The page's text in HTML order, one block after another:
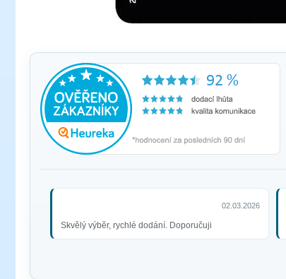
02.03.2026
Skvělý výběr, rychlé dodání. Doporučuji